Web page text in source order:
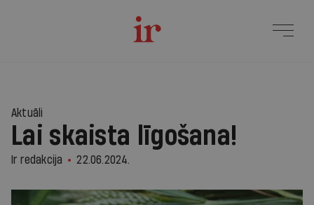
Aktuāli
Lai skaista līgošana!
Ir redakcija 22.06.2024.